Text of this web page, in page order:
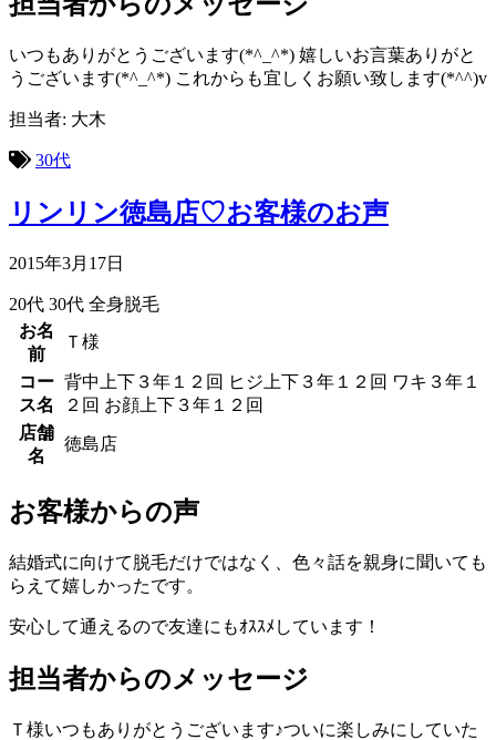
いつもありがとうございます(*^_^*) 嬉しいお言葉ありがと
うございます(*^_^*) これからも宜しくお願い致します(*^^)v
担当者: 大木
30代
リンリン徳島店♡お客様のお声
2015年3月17日
20代 30代 全身脱毛
お名
前
Ｔ様
コー
ス名
背中上下３年１２回 ヒジ上下３年１２回 ワキ３年１
２回 お顔上下３年１２回
店舗
名
徳島店
お客様からの声
結婚式に向けて脱毛だけではなく、色々話を親身に聞いても
らえて嬉しかったです。
安心して通えるので友達にもｵｽｽﾒしています！
担当者からのメッセージ
Ｔ様いつもありがとうございます♪ついに楽しみにしていた